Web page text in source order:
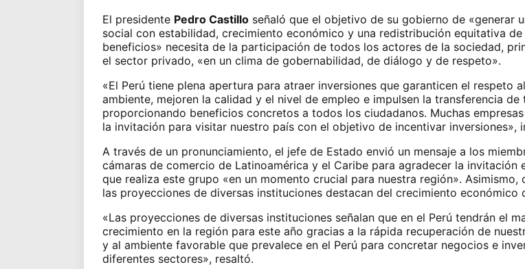
El presidente Pedro Castilloseñaló que el objetivo de su gobierno de «generar
social con estabilidad, crecimiento económico y una redistribución equitativa de
beneficios» necesita de la participación de todos los actores de la sociedad,
el sector privado, «en un clima de gobernabilidad, de diálogo y de respeto».
«El Perú tiene plena apertura para atraer inversiones que garanticen el respeto
ambiente, mejoren la calidad y el nivel de empleo e impulsen la transferencia de
proporcionando beneficios concretos a todos los ciudadanos. Muchas
la invitación para visitar nuestro país con el objetivo de incentivar inversiones»,
A través de un pronunciamiento, el jefe de Estado envió un mensaje a los
cámaras de comercio de Latinoamérica y el Caribe para agradecer la invitación
que realiza este grupo «en un momento crucial para nuestra región». Asimismo,
las proyecciones de diversas instituciones destacan del crecimiento económico
«Las proyecciones de diversas instituciones señalan que en el Perú tendrán el
crecimiento en la región para este año gracias a la rápida recuperación de
y al ambiente favorable que prevalece en el Perú para concretar negocios e
diferentes sectores», resaltó.